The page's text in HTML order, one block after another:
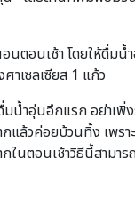
นตอนเช้า โดยให้ดื่ม
าเซลเซียส 1 แก้ว
มน้ำอุ่นอึกแรก อย่าเพิ่
แล้วค่อยบ้วนทิ้ง เพรา
กในตอนเช้าวิธีนี้สามา